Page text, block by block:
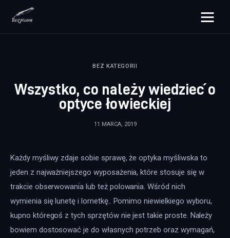
rozpisane.pl
Zdrowie
Więcej
BEZ KATEGORII
Wszystko, co należy wiedzieć o
optyce łowieckiej
11 MARCA, 2019
Każdy myśliwy zdaje sobie sprawę, że optyka myśliwska to
jeden z najważniejszego wyposażenia, które stosuje się w
trakcie obserwowania lub też polowania. Wśród nich
wymienia się lunetę i lornetkę.. Pomimo niewielkiego wyboru,
kupno któregoś z tych sprzętów nie jest takie proste. Należy
bowiem dostosować je do własnych potrzeb oraz wymagań,